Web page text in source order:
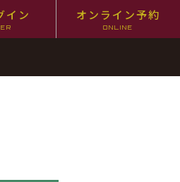
イン オンライン予約
ONLINE